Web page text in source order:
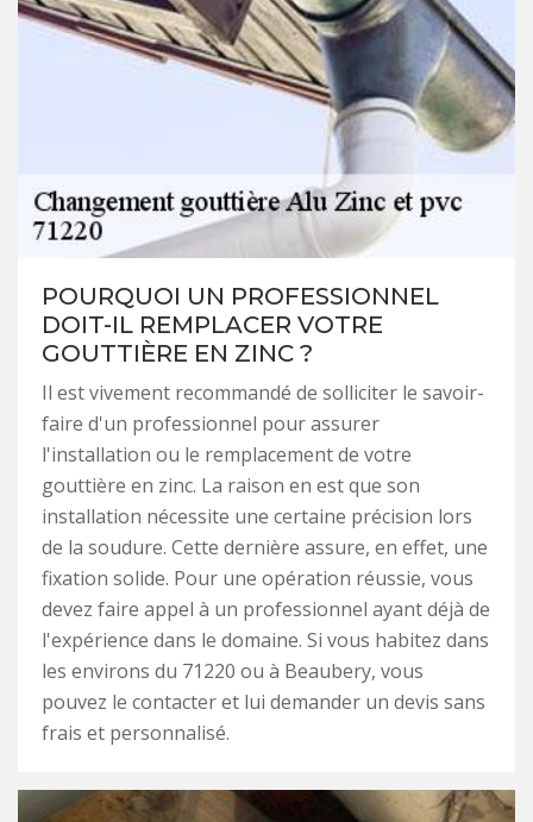
POURQUOI UN PROFESSIONNEL
DOIT-IL REMPLACER VOTRE
GOUTTIÈRE EN ZINC ?
Il est vivement recommandé de solliciter le savoir-
faire d'un professionnel pour assurer
l'installation ou le remplacement de votre
gouttière en zinc. La raison en est que son
installation nécessite une certaine précision lors
de la soudure. Cette dernière assure, en effet, une
fixation solide. Pour une opération réussie, vous
devez faire appel à un professionnel ayant déjà de
l'expérience dans le domaine. Si vous habitez dans
les environs du 71220 ou à Beaubery, vous
pouvez le contacter et lui demander un devis sans
frais et personnalisé.